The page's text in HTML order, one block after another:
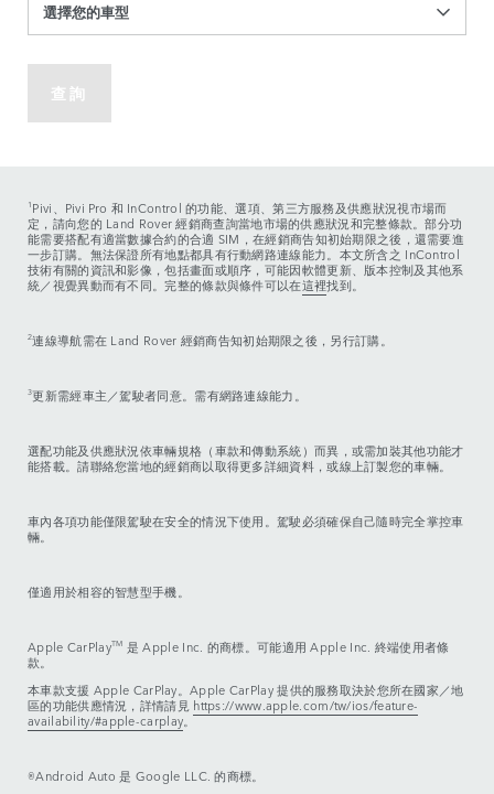
選擇您的車型
查詢
1 Pivi、Pivi Pro 和 InControl 的功能、選項、第三方服務及供應狀況視市場而
定，請向您的 Land Rover 經銷商查詢當地市場的供應狀況和完整條款。部分功
能需要搭配有適當數據合約的合適 SIM，在經銷商告知初始期限之後，還需要進
一步訂購。無法保證所有地點都具有行動網路連線能力。本文所含之 InControl
技術有關的資訊和影像，包括畫面或順序，可能因軟體更新、版本控制及其他系
統／視覺異動而有不同。完整的條款與條件可以在這裡找到。
2連線導航需在 Land Rover 經銷商告知初始期限之後，另行訂購。
3更新需經車主／駕駛者同意。需有網路連線能力。
選配功能及供應狀況依車輛規格（車款和傳動系統）而異，或需加裝其他功能才
能搭載。請聯絡您當地的經銷商以取得更多詳細資料，或線上訂製您的車輛。
車內各項功能僅限駕駛在安全的情況下使用。駕駛必須確保自己隨時完全掌控車
輛。
僅適用於相容的智慧型手機。
Apple CarPlayTM 是 Apple Inc. 的商標。可能適用 Apple Inc. 終端使用者條
款。
本車款支援 Apple CarPlay。Apple CarPlay 提供的服務取決於您所在國家／地
區的功能供應情況，詳情請見 https://www.apple.com/tw/ios/feature-
availability/#apple-carplay。
®Android Auto 是 Google LLC. 的商標。